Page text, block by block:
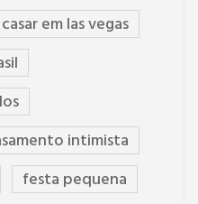
casar em las vegas
intimista
festa pequena